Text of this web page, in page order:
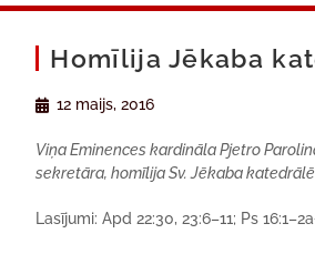
Homīlija Jēkaba
12 maijs, 2016
Viņa Eminences kardināla Pjetro
sekretāra, homīlija Sv. Jēkaba katedrālē
Lasījumi: Apd 22:30, 23:6–11; Ps